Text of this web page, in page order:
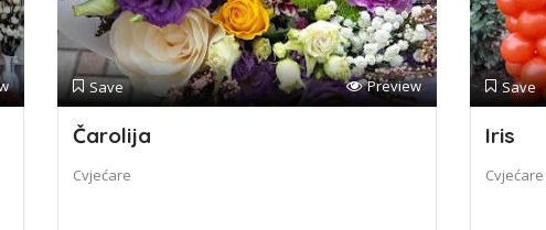
Save Preview
Čarolija
Cvjećare
Save
Iris
Cvjećare